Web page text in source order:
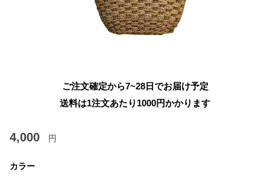
ご注文確定から7~28日でお届け予定
送料は1注文あたり 1000円かかります
4,000 円
カラー